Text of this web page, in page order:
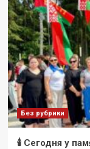
Без рубрики
🕯 Сегодня у